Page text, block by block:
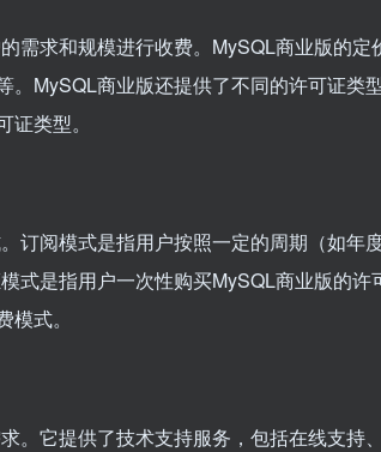
需求和规模进行收费。MySQL商业版的定
MySQL商业版还提供了不同的许可证类
类型。
订阅模式是指用户按照一定的周期（如年
式是指用户一次性购买MySQL商业版的许
式。
。它提供了技术支持服务，包括在线支持